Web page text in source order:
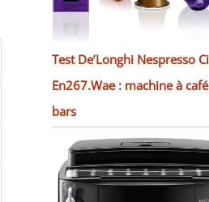
Test De’Longhi Nespresso
En267.Wae : machine à
bars